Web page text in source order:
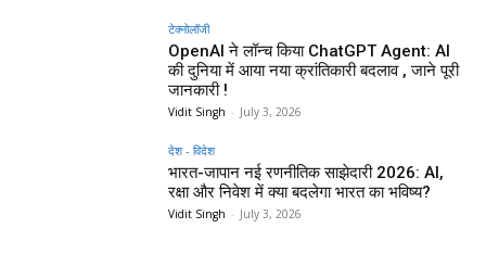
टेक्नोलॉजी
OpenAI ने लॉन्च किया ChatGPT Agent: AI
की दुनिया में आया नया क्रांतिकारी बदलाव , जाने पूरी
जानकारी !
Vidit Singh - July 3, 2026
देश - विदेश
भारत-जापान नई रणनीतिक साझेदारी 2026: AI,
रक्षा और निवेश में क्या बदलेगा भारत का भविष्य?
Vidit Singh - July 3, 2026